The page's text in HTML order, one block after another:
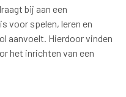
bij aan een
voor spelen, leren en
aanvoelt. Hierdoor vinden
het inrichten van een